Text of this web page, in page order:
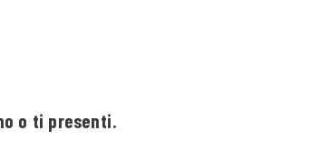
o ti presenti.